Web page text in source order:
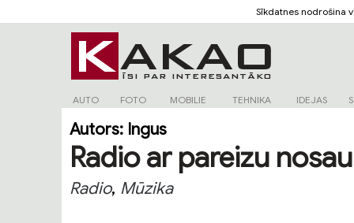
Sīkdatnes nodrošina
AUTO FOTO MOBILIE TEHNIKA IDEJAS
Autors: Ingus
Radio ar pareizu
Radio, Mūzika